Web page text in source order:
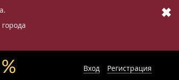
✖
Вход Регистрация